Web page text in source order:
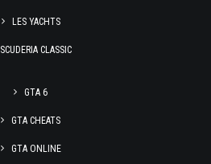
LES YACHTS
SCUDERIA CLASSIC
GTA 6
GTA CHEATS
GTA ONLINE